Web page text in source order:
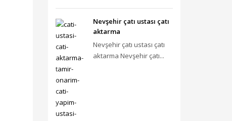
Nevşehir çatı ustası çatı
aktarma
Nevşehir çatı ustası çatı
aktarma Nevşehir çatı...